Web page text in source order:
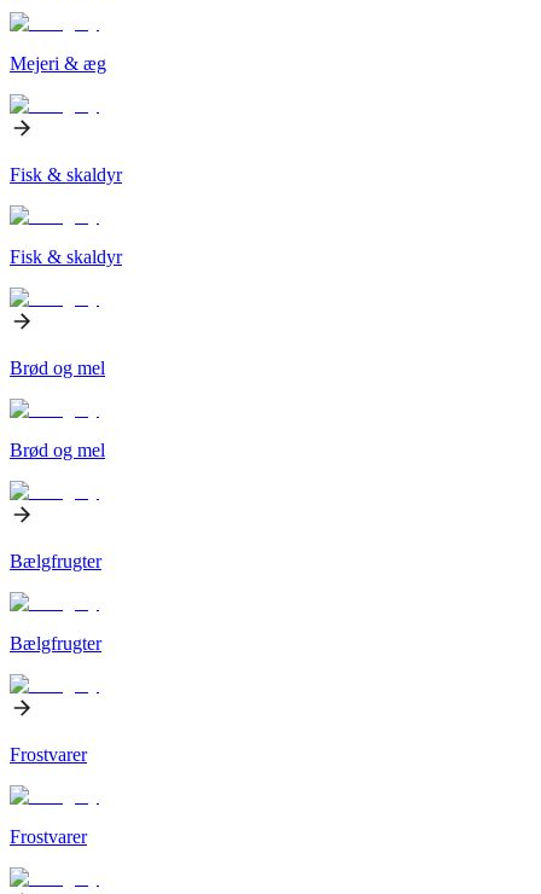
Mejeri & æg
Fisk & skaldyr
Fisk & skaldyr
Brød og mel
Brød og mel
Bælgfrugter
Bælgfrugter
Frostvarer
Frostvarer